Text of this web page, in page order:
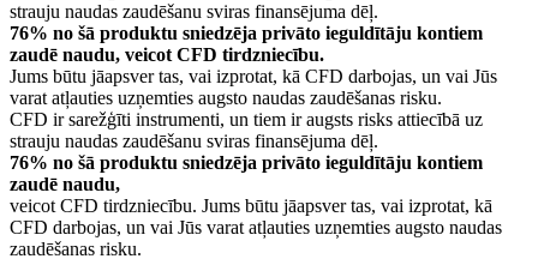
strauju naudas zaudēšanu sviras finansējuma dēļ.
76% no šā produktu sniedzēja privāto ieguldītāju kontiem
zaudē naudu, veicot CFD tirdzniecību.
Jums būtu jāapsver tas, vai izprotat, kā CFD darbojas, un vai Jūs
varat atļauties uzņemties augsto naudas zaudēšanas risku.
CFD ir sarežģīti instrumenti, un tiem ir augsts risks attiecībā uz
strauju naudas zaudēšanu sviras finansējuma dēļ.
76% no šā produktu sniedzēja privāto ieguldītāju kontiem
zaudē naudu,
veicot CFD tirdzniecību. Jums būtu jāapsver tas, vai izprotat, kā
CFD darbojas, un vai Jūs varat atļauties uzņemties augsto naudas
zaudēšanas risku.